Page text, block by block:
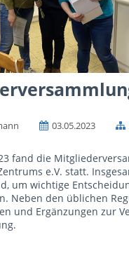
03.05.2023
fand die
e.V. statt.
um wichtige
Neben den üblichen
und Ergänzungen zur